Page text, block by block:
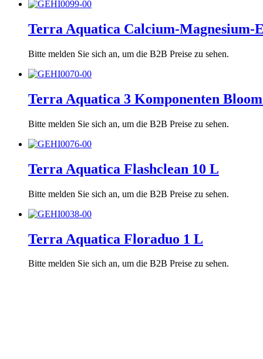
Terra Aquatica Calcium-Magnesium-
Bitte melden Sie sich an, um die B2B Preise zu sehen.
Terra Aquatica 3 Komponenten
Bitte melden Sie sich an, um die B2B Preise zu sehen.
Terra Aquatica Flashclean 10 L
Bitte melden Sie sich an, um die B2B Preise zu sehen.
Terra Aquatica Floraduo 1 L
Bitte melden Sie sich an, um die B2B Preise zu sehen.